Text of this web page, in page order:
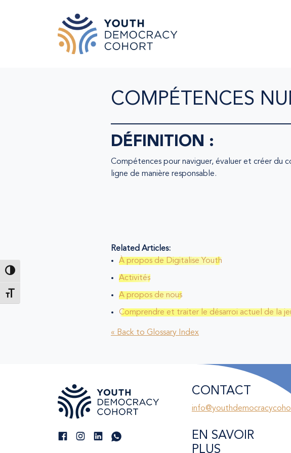
Passer en contraste élevé
Changer la taille de la police
COMPÉTENCES
DÉFINITION :
Compétences pour naviguer, évaluer et créer du
ligne de manière responsable.
Related Articles:
À propos de Digitalise Youth
Activités
A propos de nous
Comprendre et traiter le désarroi actuel de la
« Back to Glossary Index
CONTACT
EN SAVOIR
PLUS